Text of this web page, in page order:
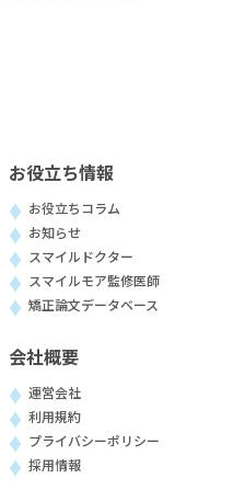
お役立ち情報
お役立ちコラム
お知らせ
スマイルドクター
スマイルモア監修医師
矯正論文データベース
会社概要
運営会社
利用規約
プライバシーポリシー
採用情報